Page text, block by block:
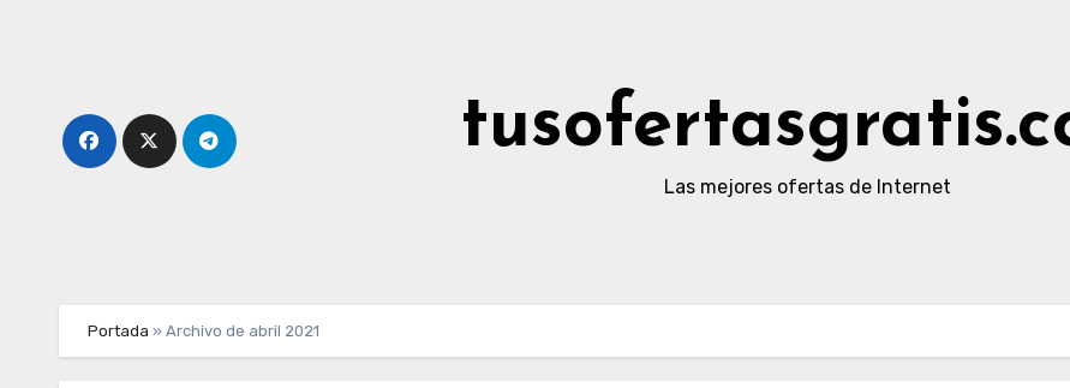
Las mejores ofertas de Internet
Portada » Archivo de abril 2021